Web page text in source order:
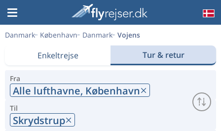
Danmark København Danmark Vojens
Enkeltrejse Tur & retur
Fra
Alle lufthavne, København
Til
Skrydstrup